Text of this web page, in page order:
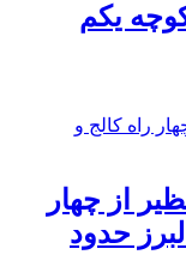
یکم
از چهار
حدود